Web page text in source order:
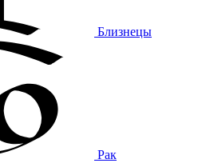
Близнецы
Рак